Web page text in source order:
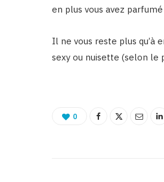
en plus vous avez
Il ne vous reste plus qu’à
sexy ou nuisette (selon le
0